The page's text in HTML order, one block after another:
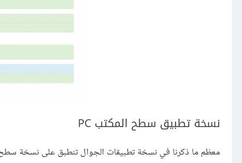
نسخة تطبيق سطح المكتب PC